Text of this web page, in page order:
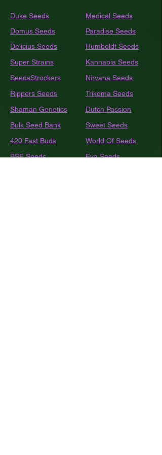
Duke Seeds
Medical Seeds
Domus Seeds
Paradise Seeds
Delicius Seeds
Humboldt Seeds
Kannabia Seeds
Super Strains
Nirvana Seeds
SeedsStrockers
Rippers Seeds
Trikoma Seeds
Shaman Genetics
Dutch Passion
Bulk Seed Bank
Sweet Seeds
420 Fast Buds
World Of Seeds
BSF Seeds
Eva Seeds